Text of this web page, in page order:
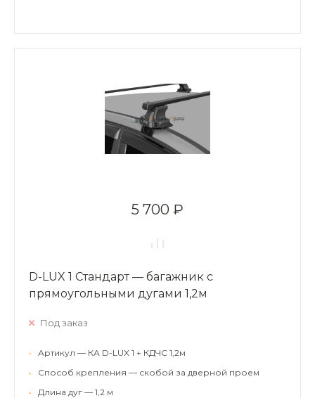
5 700 ₽
D-LUX 1 Стандарт — багажник с
прямоугольными дугами 1,2м
Под заказ
•
Артикул — КА D-LUX 1 + КДЧС 1,2м
•
Способ крепления — скобой за дверной проем
•
Длина дуг — 1,2 м